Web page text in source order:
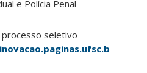
e Polícia Penal
seletivo